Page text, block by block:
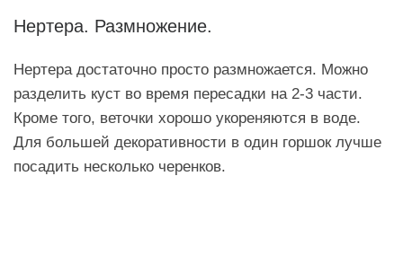
Нертера. Размножение.
Нертера достаточно просто размножается. Можно
разделить куст во время пересадки на 2-3 части.
Кроме того, веточки хорошо укореняются в воде.
Для большей декоративности в один горшок лучше
посадить несколько черенков.